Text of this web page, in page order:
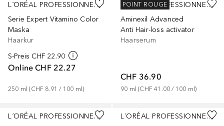
L´ORÉAL PROFESSIONNEL PARIS
Serie Expert Vitamino Color
Maska
Haarkur
S-Preis CHF 22.90
Online CHF 22.27
250 ml (CHF 8.91 / 100 ml)
L´ORÉAL PROFESSIONNEL PARIS
Aminexil Advanced
Anti Hair-loss activator
Haarserum
CHF 36.90
90 ml (CHF 41.00 / 100 ml)
POINT ROUGE
L´ORÉAL PROFESSIONNEL PARIS
L´ORÉAL PROFESSIONNEL PARIS